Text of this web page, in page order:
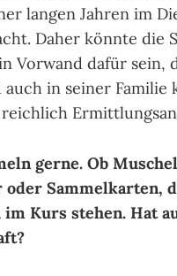
langen Jahren im
Daher könnte die
Vorwand dafür sein,
auch in seiner
reichlich
gerne. Ob
Sammelkarten,
Kurs stehen. Hat